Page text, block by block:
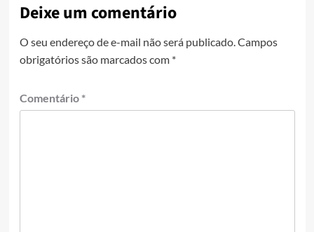
Deixe um comentário
O seu endereço de e-mail não será publicado.Campos
obrigatórios são marcados com *
Comentário *